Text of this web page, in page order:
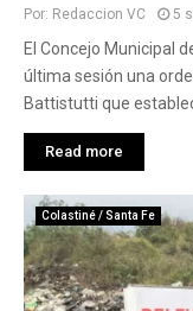
Por: Redaccion VC 5
El Concejo Municipal
última sesión una
Battistutti que
Read more
Colastiné / Santa Fe